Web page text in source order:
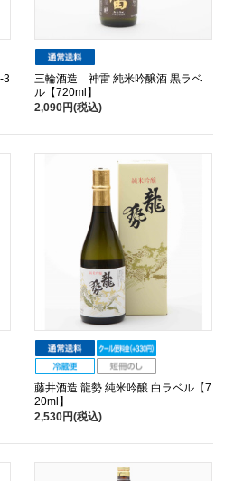
3
三輪酒造 神雷 純米吟醸酒 黒ラベ
ル【720ml】
2,090円(税込)
藤井酒造 龍勢 純米吟醸 白ラベル【7
20ml】
2,530円(税込)